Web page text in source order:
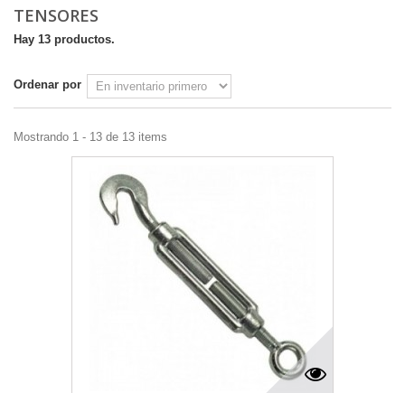
TENSORES
Hay 13 productos.
Ordenar por
Mostrando 1 - 13 de 13 items